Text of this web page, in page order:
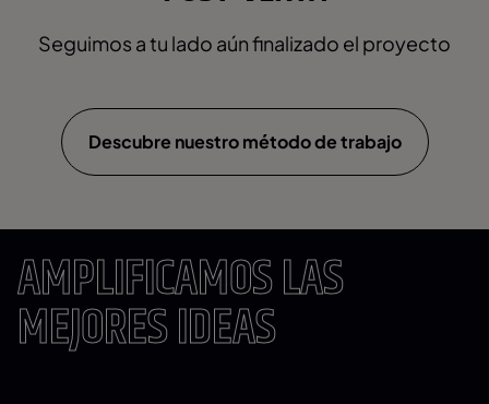
Seguimos a tu lado aún finalizado el proyecto
Descubre nuestro método de trabajo
AMPLIFICAMOS LAS
MEJORES IDEAS